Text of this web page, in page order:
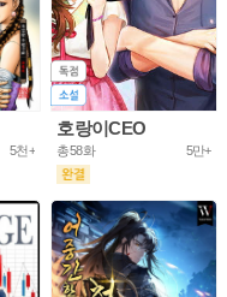
5천+
호랑이CEO
총58화 5만+